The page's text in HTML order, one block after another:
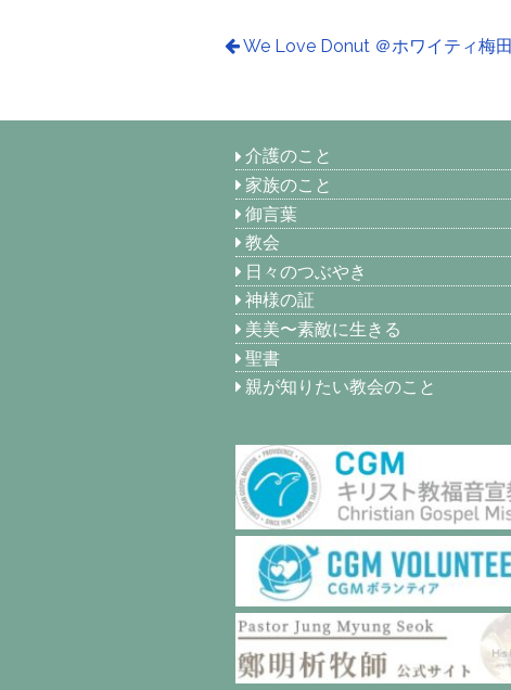
We Love Donut ＠ホワイティ梅田
介護のこと
家族のこと
御言葉
教会
日々のつぶやき
神様の証
美美〜素敵に生きる
聖書
親が知りたい教会のこと